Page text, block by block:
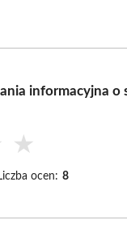
informacyjna o
★
ocen: 8